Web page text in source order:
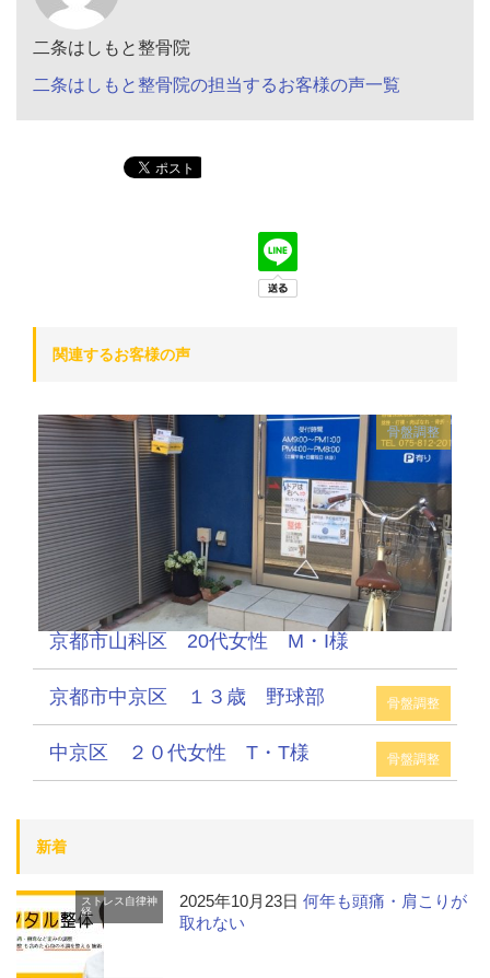
二条はしもと整骨院
二条はしもと整骨院の担当するお客様の声一覧
関連するお客様の声
骨盤調整
京都市山科区 20代女性 M・I様
骨盤調整
京都市中京区 １３歳 野球部
骨盤調整
中京区 ２０代女性 T・T様
新着
ストレス自律神
経
2025年10月23日何年も頭痛・肩こりが
取れない